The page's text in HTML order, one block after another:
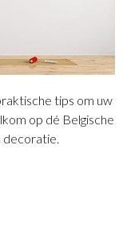
tips om uw
op dé Belgische